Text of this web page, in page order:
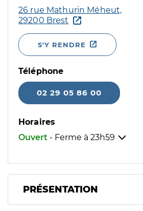
26 rue Mathurin Méheut,
29200 Brest
S'Y RENDRE
Téléphone
02 29 05 86 00
Horaires
Ouvert - Ferme à 23h59
PRÉSENTATION